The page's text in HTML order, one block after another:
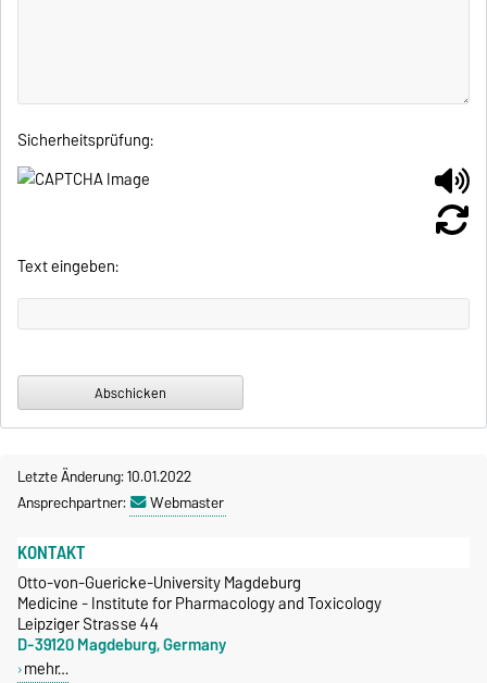
Sicherheitsprüfung:
Text eingeben:
Letzte Änderung: 10.01.2022
Ansprechpartner:
Webmaster
KONTAKT
Otto-von-Guericke-University Magdeburg
Medicine - Institute for Pharmacology and Toxicology
Leipziger Strasse 44
D-39120 Magdeburg, Germany
mehr…